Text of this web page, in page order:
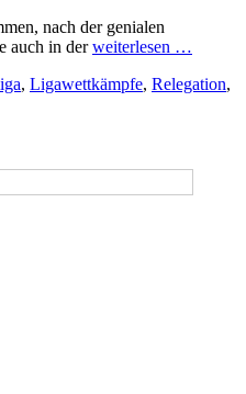
nach der genialen
auch in derweiterlesen …
, Ligawettkämpfe, Relegation,